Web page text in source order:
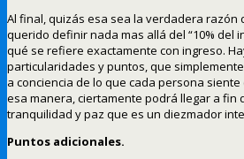
Al final, quizás esa sea la verdadera razón
querido definir nada mas allá del “10% del
qué se refiere exactamente con ingreso.
particularidades y puntos, que
a conciencia de lo que cada persona
esa manera, ciertamente podrá llegar a fin
tranquilidad y paz que es un diezmador
Puntos adicionales.